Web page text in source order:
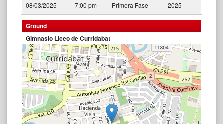
08/03/2025 7:00 pm Primera Fase 2025
Ground
Gimnasio Liceo de Curridabat